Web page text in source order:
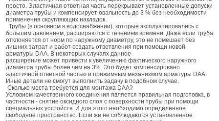
просто. Эластичная ответная часть перекрывает установленные допуски
диаметра трубы и компенсирует овальность до 3 % без необходимости
применения скругляющих накладок.
Трубы (в основном в водоснабжении), которые эксплуатировались с
большим давлением, расширяются с течением времени. Даже если труба
отклоняется от норм по наружному диаметру, это не помешает без
лишних затрат и работ создать ответвления при помощи новой
арматуры DAA. В некоторых случаях данное
расширение может привести к увеличению фактического наружного
диаметра трубы более чем на 3%. Это будет компенсировано
эластичной ответной частью и прижимным механизмом арматуры DAA.
Иные детали не смогут выполнить задачу в подобном случае.
Сколько места требуется для монтажа DAA?
Условием качественного соединения является правильная подготовка, в
частности - снятие оксидного слоя с поверхности трубы при помощи
специальных устройств. И для этого необходимо определенное
свободное пространство. Если же не соблюдаются установленное